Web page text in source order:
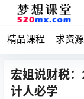
精品课程 求资源
宏姐说财税
计人必学